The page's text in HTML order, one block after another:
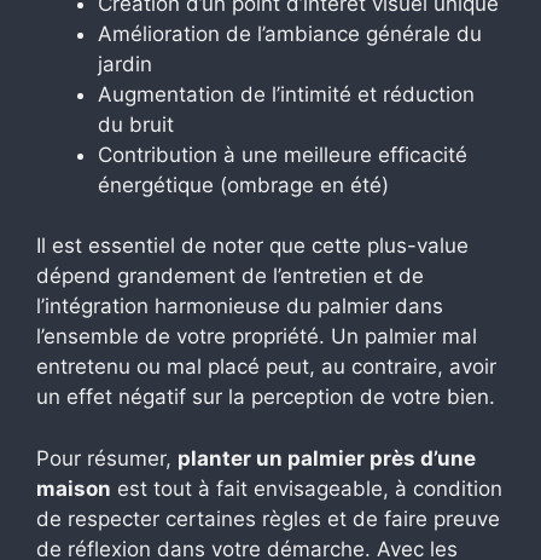
Amélioration de l’ambiance générale du
jardin
Augmentation de l’intimité et réduction
du bruit
Contribution à une meilleure efficacité
énergétique (ombrage en été)
Il est essentiel de noter que cette plus-value
dépend grandement de l’entretien et de
l’intégration harmonieuse du palmier dans
l’ensemble de votre propriété. Un palmier mal
entretenu ou mal placé peut, au contraire, avoir
un effet négatif sur la perception de votre bien.
Pour résumer, planter un palmier près d’une
maison est tout à fait envisageable, à condition
de respecter certaines règles et de faire preuve
de réflexion dans votre démarche. Avec les